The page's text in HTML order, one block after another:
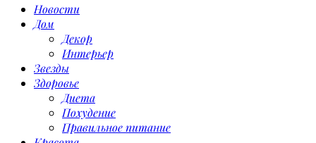
Новости
Дом
Декор
Интерьер
Звезды
Здоровье
Диета
Похудение
Правильное питание